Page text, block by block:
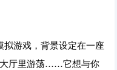
拟游戏，背景设定在一座
大厅里游荡……它想与你